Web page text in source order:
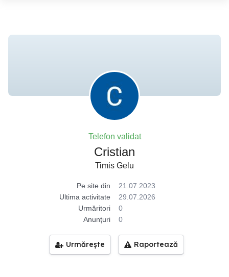
Telefon validat
Cristian
Timis Gelu
Pe site din
21.07.2023
Ultima activitate
29.07.2026
Urmăritori
0
Anunțuri
0
Urmărește Raportează